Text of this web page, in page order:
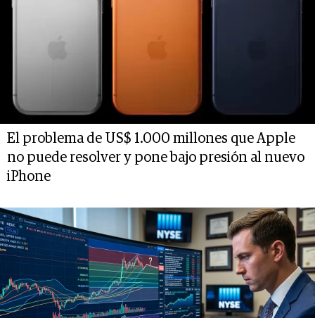
El problema de US$ 1.000 millones que Apple
no puede resolver y pone bajo presión al nuevo
iPhone